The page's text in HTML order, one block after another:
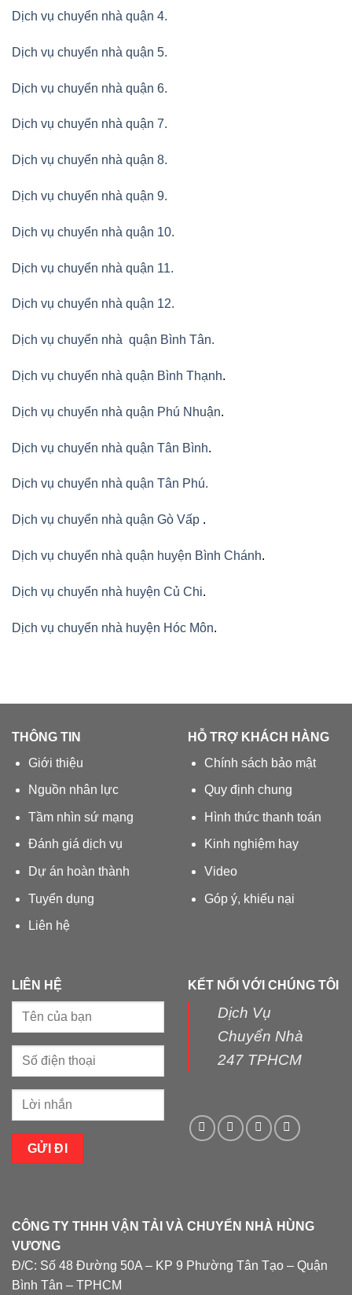
Dịch vụ chuyển nhà quận 4.
Dịch vụ chuyển nhà quận 5.
Dịch vụ chuyển nhà quận 6.
Dịch vụ chuyển nhà quận 7.
Dịch vụ chuyển nhà quận 8.
Dịch vụ chuyển nhà quận 9.
Dịch vụ chuyển nhà quận 10.
Dịch vụ chuyển nhà quận 11.
Dịch vụ chuyển nhà quận 12.
Dịch vụ chuyển nhà quận Bình Tân.
Dịch vụ chuyển nhà quận Bình Thạnh.
Dịch vụ chuyển nhà quận Phú Nhuận.
Dịch vụ chuyển nhà quận Tân Bình.
Dịch vụ chuyển nhà quận Tân Phú.
Dịch vụ chuyển nhà quận Gò Vấp .
Dịch vụ chuyển nhà quận huyện Bình Chánh.
Dịch vụ chuyển nhà huyện Củ Chi.
Dịch vụ chuyển nhà huyện Hóc Môn.
THÔNG TIN
Giới thiệu
Nguồn nhân lực
Tầm nhìn sứ mạng
Đánh giá dịch vụ
Dự án hoàn thành
Tuyển dụng
Liên hệ
HỖ TRỢ KHÁCH HÀNG
Chính sách bảo mật
Quy định chung
Hình thức thanh toán
Kinh nghiệm hay
Video
Góp ý, khiếu nại
LIÊN HỆ KẾT NỐI VỚI CHÚNG TÔI
Dịch Vụ
Chuyển Nhà
247 TPHCM
CÔNG TY THHH VẬN TẢI VÀ CHUYỂN NHÀ HÙNG
VƯƠNG
Đ/C: Số 48 Đường 50A – KP 9 Phường Tân Tạo – Quận
Bình Tân – TPHCM